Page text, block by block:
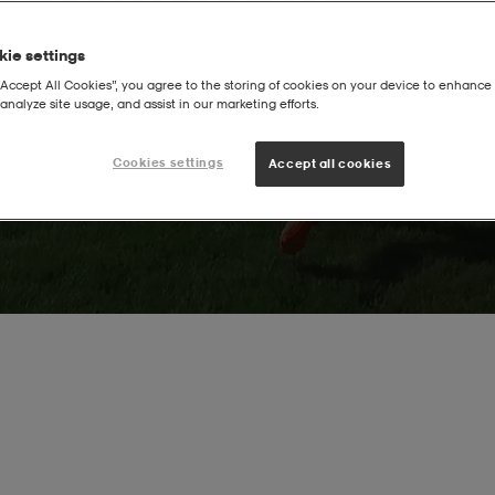
settings
All Cookies”, you agree to the storing of cookies on your device to enhance
site usage, and assist in our marketing efforts.
Cookies settings Accept all cookies